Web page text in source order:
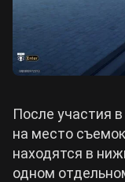
После участия
на место
находятся в
одном